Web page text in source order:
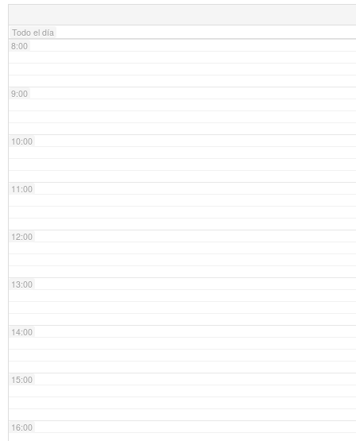
Todo el día
8:00
9:00
10:00
11:00
12:00
13:00
14:00
15:00
16:00